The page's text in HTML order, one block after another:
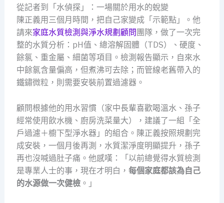
從記者到「水偵探」：一場關於用水的蛻變
陳正義用三個月時間，把自己家變成「示範點」。他
請來家庭水質檢測與淨水規劃顧問 團隊，做了一次完
整的水質分析：pH值、總溶解固體（TDS）、硬度、
餘氯、重金屬、細菌等項目。檢測報告顯示，自來水
中餘氯含量偏高，但煮沸可去除；而管線老舊帶入的
鐵鏽微粒，則需要安裝前置過濾器。
顧問根據他的用水習慣（家中長輩喜歡喝溫水、孫子
經常使用飲水機、廚房洗菜量大），建議了一組「全
戶過濾＋櫥下型淨水器」的組合。陳正義按照規劃完
成安裝，一個月後再測，水質潔淨度明顯提升，孫子
再也沒喊過肚子痛。他感嘆：「以前總覺得水質檢測
是專業人士的事，現在才明白， 每個家庭都該為自己
的水源做一次健檢。」